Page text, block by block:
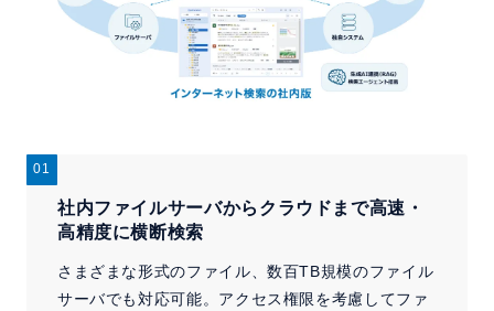
01
社内ファイルサーバからクラウドまで高速・
高精度に横断検索
さまざまな形式のファイル、数百TB規模のファイル
サーバでも対応可能。アクセス権限を考慮してファ